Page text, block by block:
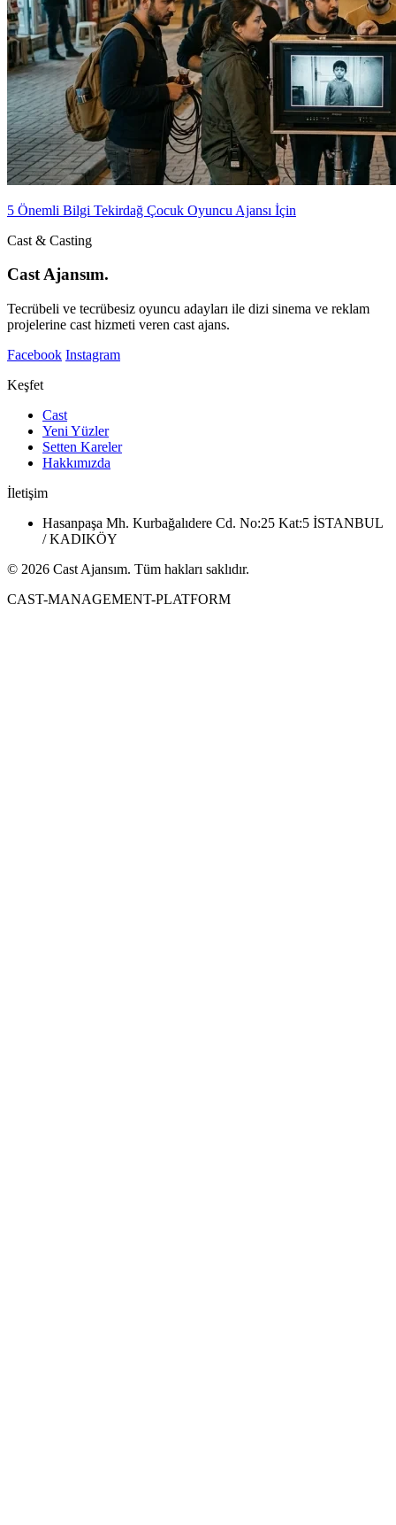
5 Önemli Bilgi Tekirdağ Çocuk Oyuncu Ajansı İçin
Cast & Casting
Cast Ajansım.
Tecrübeli ve tecrübesiz oyuncu adayları ile dizi sinema ve reklam
projelerine cast hizmeti veren cast ajans.
Facebook Instagram
Keşfet
Cast
Yeni Yüzler
Setten Kareler
Hakkımızda
İletişim
Hasanpaşa Mh. Kurbağalıdere Cd. No:25 Kat:5 İSTANBUL
/ KADIKÖY
© 2026 Cast Ajansım. Tüm hakları saklıdır.
CAST-MANAGEMENT-PLATFORM